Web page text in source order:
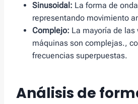
Sinusoidal: La forma de
representando movimiento
Complejo: La mayoría de
máquinas son complejas.,
frecuencias superpuestas.
Análisis de